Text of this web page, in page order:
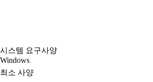
시스템 요구사양
Windows
최소 사양